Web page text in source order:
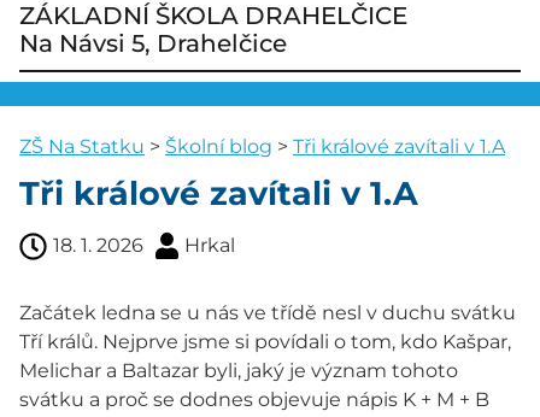
ZÁKLADNÍ ŠKOLA DRAHELČICE
Na Návsi 5, Drahelčice
ZŠ Na Statku > Školní blog > Tři králové zavítali v 1.A
Tři králové zavítali v 1.A
18. 1. 2026 Hrkal
Začátek ledna se u nás ve třídě nesl v duchu svátku
Tří králů. Nejprve jsme si povídali o tom, kdo Kašpar,
Melichar a Baltazar byli, jaký je význam tohoto
svátku a proč se dodnes objevuje nápis K + M + B